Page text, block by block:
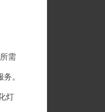
需
。
灯